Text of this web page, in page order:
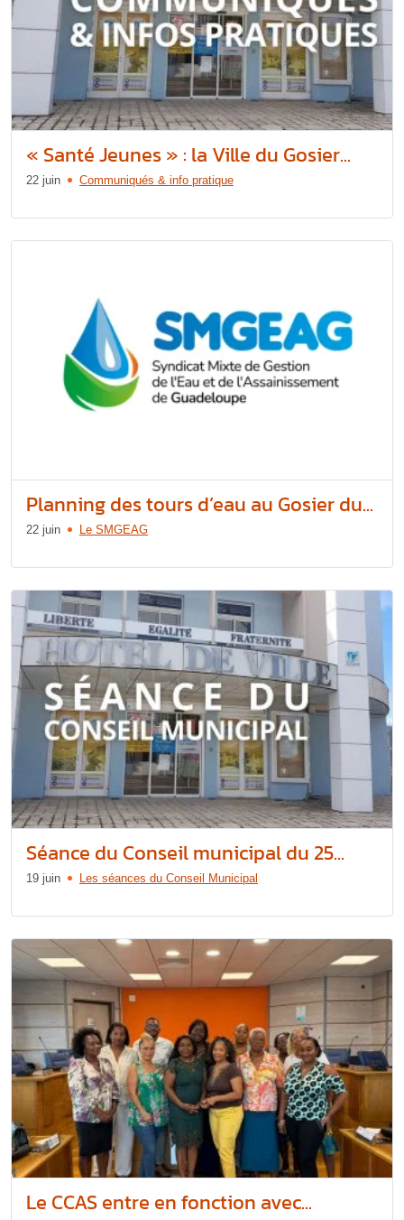
« Santé Jeunes » : la Ville du Gosier...
22 juin Communiqués & info pratique
Planning des tours d’eau au Gosier du...
22 juin Le SMGEAG
Séance du Conseil municipal du 25...
19 juin Les séances du Conseil Municipal
Le CCAS entre en fonction avec...